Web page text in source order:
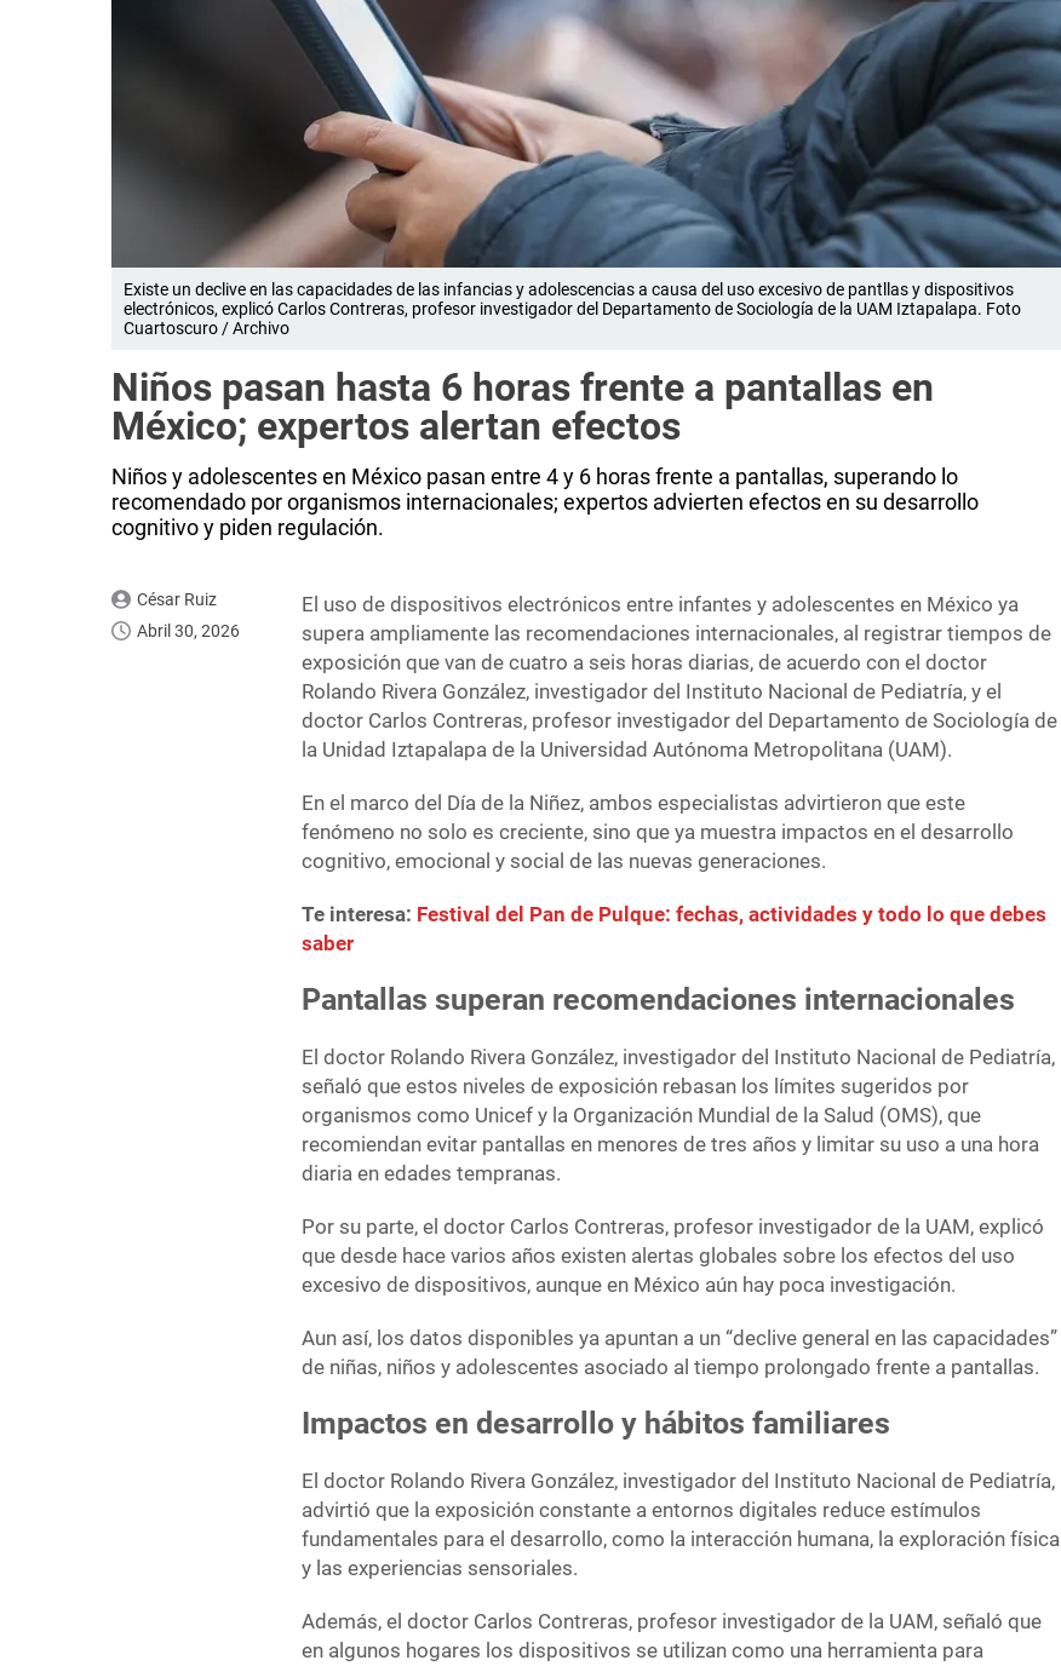
Existe un declive en las capacidades de las infancias y adolescencias a causa del uso excesivo de pantllas y dispositivos
electrónicos, explicó Carlos Contreras, profesor investigador del Departamento de Sociología de la UAM Iztapalapa. Foto
Cuartoscuro / Archivo
Niños pasan hasta 6 horas frente a pantallas en
México; expertos alertan efectos
Niños y adolescentes en México pasan entre 4 y 6 horas frente a pantallas, superando lo
recomendado por organismos internacionales; expertos advierten efectos en su desarrollo
cognitivo y piden regulación.
César Ruiz
Abril 30, 2026
El uso de dispositivos electrónicos entre infantes y adolescentes en México ya
supera ampliamente las recomendaciones internacionales, al registrar tiempos de
exposición que van de cuatro a seis horas diarias, de acuerdo con el doctor
Rolando Rivera González, investigador del Instituto Nacional de Pediatría, y el
doctor Carlos Contreras, profesor investigador del Departamento de Sociología de
la Unidad Iztapalapa de la Universidad Autónoma Metropolitana (UAM).
En el marco del Día de la Niñez, ambos especialistas advirtieron que este
fenómeno no solo es creciente, sino que ya muestra impactos en el desarrollo
cognitivo, emocional y social de las nuevas generaciones.
Te interesa: Festival del Pan de Pulque: fechas, actividades y todo lo que debes
saber
Pantallas superan recomendaciones internacionales
El doctor Rolando Rivera González, investigador del Instituto Nacional de Pediatría,
señaló que estos niveles de exposición rebasan los límites sugeridos por
organismos como Unicef y la Organización Mundial de la Salud (OMS), que
recomiendan evitar pantallas en menores de tres años y limitar su uso a una hora
diaria en edades tempranas.
Por su parte, el doctor Carlos Contreras, profesor investigador de la UAM, explicó
que desde hace varios años existen alertas globales sobre los efectos del uso
excesivo de dispositivos, aunque en México aún hay poca investigación.
Aun así, los datos disponibles ya apuntan a un “declive general en las capacidades”
de niñas, niños y adolescentes asociado al tiempo prolongado frente a pantallas.
Impactos en desarrollo y hábitos familiares
El doctor Rolando Rivera González, investigador del Instituto Nacional de Pediatría,
advirtió que la exposición constante a entornos digitales reduce estímulos
fundamentales para el desarrollo, como la interacción humana, la exploración física
y las experiencias sensoriales.
Además, el doctor Carlos Contreras, profesor investigador de la UAM, señaló que
en algunos hogares los dispositivos se utilizan como una herramienta para